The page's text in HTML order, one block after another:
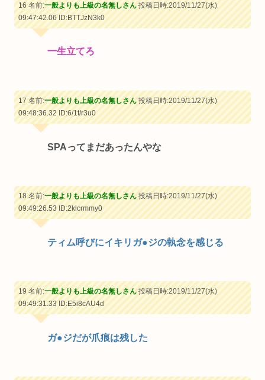
16 名前:一般よりも上級の名無しさん投稿日時:2019/11/27(水)
09:47:42.06ID:BTTJzN3k0
一生立てろ
17 名前:一般よりも上級の名無しさん投稿日時:2019/11/27(水)
09:48:36.32ID:6/1t/r3u0
SPAってまだあったんやな
18 名前:一般よりも上級の名無しさん投稿日時:2019/11/27(水)
09:49:26.53ID:2klcrmmy0
ティム呼びにイキリガ●ジの執念を感じる
19 名前:一般よりも上級の名無しさん投稿日時:2019/11/27(水)
09:49:31.33ID:E5i8cAU4d
ガ●ジだが爪痕は残した